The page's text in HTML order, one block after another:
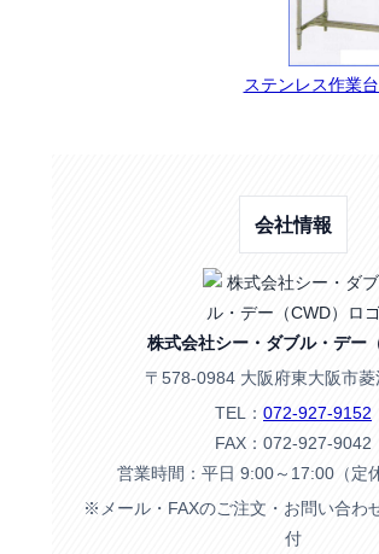
ステンレス作業
会社情報
株式会社シー・ダブル・デー
〒578-0984 大阪府東大阪市
TEL： 072-927-9152
FAX：072-927-9042
営業時間：平日 9:00～17:00（定
※メール・FAXのご注文・お問い合わ
付